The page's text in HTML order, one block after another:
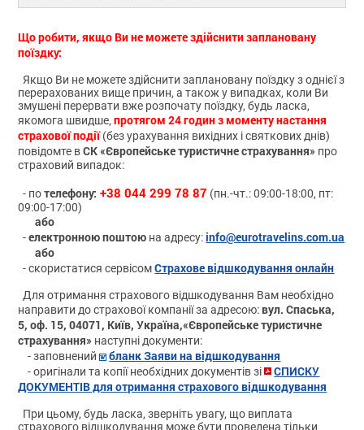
Що робити, якщо Ви не можете здійснити заплановану
поїздку:
Якщо Ви не можете здійснити заплановану поїздку з однієї з
перерахованих вище причин, а також у випадках, коли Ви
змушені перервати вже розпочату поїздку, будь ласка,
якомога швидше,протягом 24 годин з моменту настання
страхової події (без урахування вихідних і святкових днів)
повідомте вСК «Європейське туристичне страхування» про
страховий випадок:
- потелефону: +38 044 299 78 87 (пн.-чт.: 09:00-18:00, пт:
09:00-17:00)
або
-електронною поштою на адресу:info@eurotravelins.com.ua
або
- скористатися сервісомСтрахове відшкодування онлайн
Для отримання страхового відшкодування Вам необхідно
направити до страхової компанії за адресою: вул. Спаська,
5, оф. 15, 04071, Київ, Україна,«Європейське туристичне
страхування» наступні документи:
- заповнений
бланк Заяви на відшкодування
- оригінали та копії необхідних документів зі
СПИСКУ
ДОКУМЕНТІВ для отримання страхового відшкодування
При цьому, будь ласка, зверніть увагу, що виплата
страхового відшкодування може бути проведена тільки